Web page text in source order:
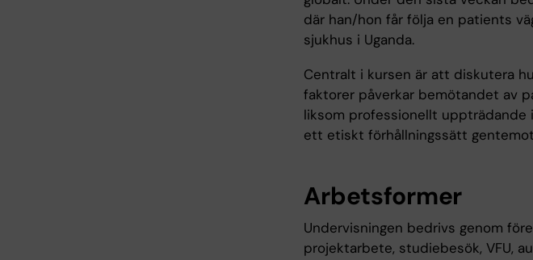
där han/hon får följa en patients
sjukhus i Uganda.
Centralt i kursen är att diskutera
faktorer påverkar bemötandet av
liksom professionellt uppträdande
ett etiskt förhållningssätt
Arbetsformer
Undervisningen bedrivs genom
projektarbete, studiebesök, VFU,